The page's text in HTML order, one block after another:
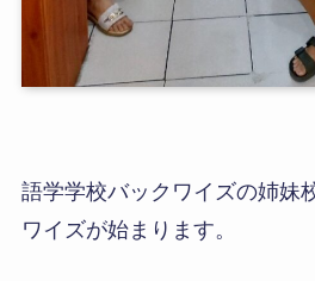
語学学校バックワイズの姉妹
ワイズが始まります。